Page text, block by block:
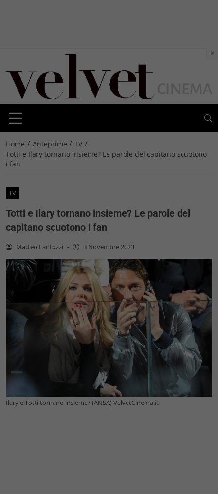
Home / Anteprime / TV /
Totti e Ilary tornano insieme? Le parole del capitano scuotono
i fan
TV
Totti e Ilary tornano insieme? Le parole del
capitano scuotono i fan
Matteo Fantozzi - 3 Novembre 2023
Ilary e Totti tornano insieme? (ANSA) VelvetCinema.it
×